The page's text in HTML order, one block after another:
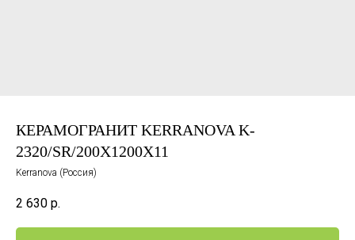
КЕРАМОГРАНИТ KERRANOVA K-
2320/SR/200X1200X11
Kerranova (Россия)
2 630 р.